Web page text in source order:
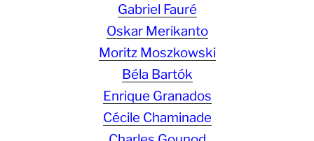
Gabriel Fauré
Oskar Merikanto
Moritz Moszkowski
Béla Bartók
Enrique Granados
Cécile Chaminade